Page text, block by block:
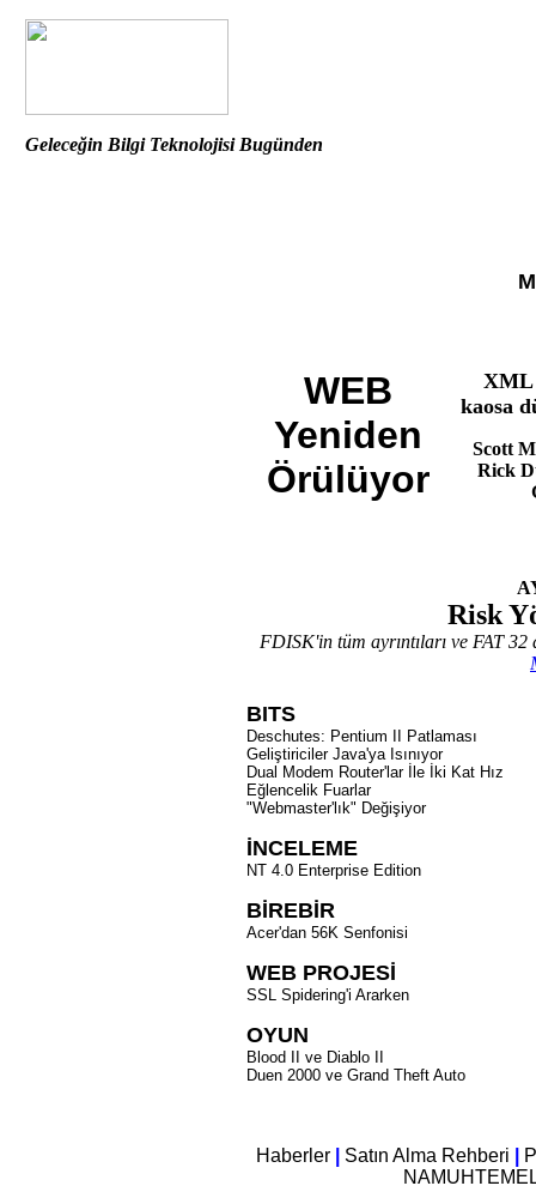
Geleceğin Bilgi Teknolojisi Bugünden
WEB
Yeniden
Örülüyor
XML
kaosa
Scott
Rick
Risk
FDISK'in tüm ayrıntıları ve FAT
BITS
Deschutes: Pentium II Patlaması
Geliştiriciler Java'ya Isınıyor
Dual Modem Router'lar İle İki Kat Hız
Eğlencelik Fuarlar
"Webmaster'lık" Değişiyor
İNCELEME
NT 4.0 Enterprise Edition
BİREBİR
Acer'dan 56K Senfonisi
WEB PROJESİ
SSL Spidering'i Ararken
OYUN
Blood II ve Diablo II
Duen 2000 ve Grand Theft Auto
Haberler Satın Alma Rehberi